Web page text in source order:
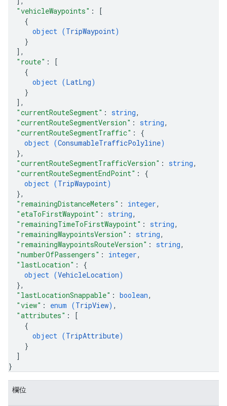
"vehicleWaypoints" :
[
{
object (TripWaypoint)
}
] ,
"route" :
[
{
object (LatLng)
}
] ,
"currentRouteSegment" : string,
"currentRouteSegmentVersion" : string,
"currentRouteSegmentTraffic" : {
object (ConsumableTrafficPolyline)
},
"currentRouteSegmentTrafficVersion" : string,
"currentRouteSegmentEndPoint" : {
object (TripWaypoint)
},
"remainingDistanceMeters" : integer,
"etaToFirstWaypoint" : string,
"remainingTimeToFirstWaypoint" : string,
"remainingWaypointsVersion" : string,
"remainingWaypointsRouteVersion" : string,
"numberOfPassengers" : integer,
"lastLocation" : {
object (VehicleLocation)
},
"lastLocationSnappable" : boolean,
"view" : enum (TripView) ,
"attributes" :
[
{
object (TripAttribute)
}
]
}
欄位